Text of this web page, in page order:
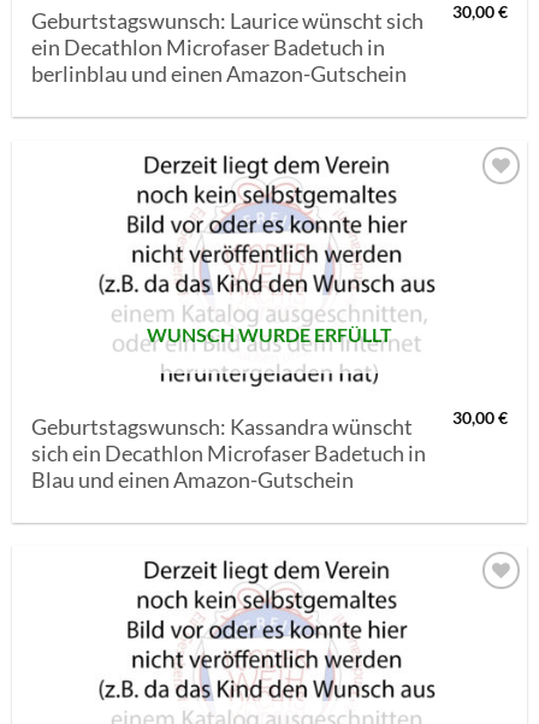
Geburtstagswunsch: Laurice wünscht sich
ein Decathlon Microfaser Badetuch in
berlinblau und einen Amazon-Gutschein
30,00€
WUNSCH WURDE ERFÜLLT
Geburtstagswunsch: Kassandra wünscht
sich ein Decathlon Microfaser Badetuch in
Blau und einen Amazon-Gutschein
30,00€